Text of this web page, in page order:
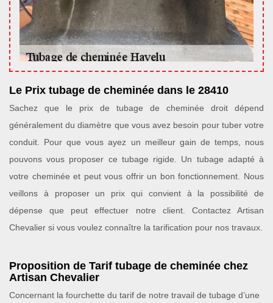
Le Prix tubage de cheminée dans le 28410
Sachez que le prix de tubage de cheminée droit dépend
généralement du diamètre que vous avez besoin pour tuber votre
conduit. Pour que vous ayez un meilleur gain de temps, nous
pouvons vous proposer ce tubage rigide. Un tubage adapté à
votre cheminée et peut vous offrir un bon fonctionnement. Nous
veillons à proposer un prix qui convient à la possibilité de
dépense que peut effectuer notre client. Contactez Artisan
Chevalier si vous voulez connaître la tarification pour nos travaux.
Proposition de Tarif tubage de cheminée chez
Artisan Chevalier
Concernant la fourchette du tarif de notre travail de tubage d’une